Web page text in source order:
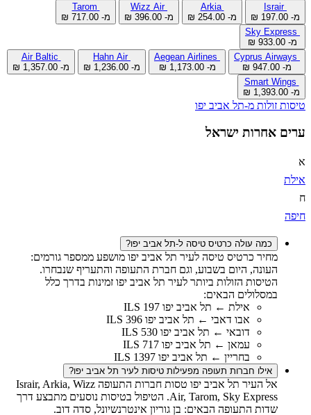
Israir
מ- ‏197.00 ‏₪
Arkia
מ- ‏254.00 ‏₪
Wizz Air
מ- ‏396.00 ‏₪
מ- ‏717.00 ‏₪
מ- ‏933.00 ‏₪
מ- ‏947.00 ‏₪
מ- ‏1,173.00 ‏₪
Hahn Air
מ- ‏1,236.00 ‏₪
מ- ‏1,357.00 ‏₪
מ- ‏1,393.00 ‏₪
טיסות זולות מ-תל אביב יפו
ערים אחרות ישראל
א
אילת
ח
חיפה
כמה עולה כרטיס טיסה ל-תל אביב יפו?
מחיר כרטיס טיסה לעיר תל אביב יפו מושפע ממספר גורמים:
העונה, היום בשבוע, וגם חברת התעופה והתעריף שנבחרו.
הטיסות הזולות ביותר לעיר תל אביב יפו זמינות בדרך כלל
במסלולים הבאים:
אילת ← תל אביב יפו 197 ILS
אבו דאבי ← תל אביב יפו 396 ILS
דובאי ← תל אביב יפו 530 ILS
עמאן ← תל אביב יפו 717 ILS
בחריין ← תל אביב יפו 1397 ILS
אילו חברות תעופה מפעילות טיסות לעיר תל אביב יפו?
אל העיר תל אביב יפו טסות חברות התעופה Israir, Arkia, Wizz
Air, Tarom, Sky Express. הטיפול בטיסות נוסעים מתבצע דרך
שדות התעופה הבאים: בן גוריון אינטרנשיונל, סדה דוב.